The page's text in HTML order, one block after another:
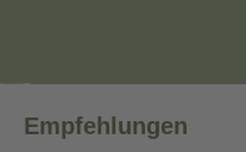
Empfehlungen